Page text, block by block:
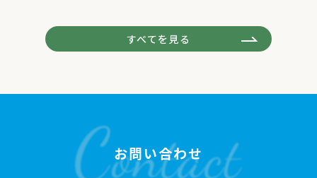
すべてを見る
お問い合わせ